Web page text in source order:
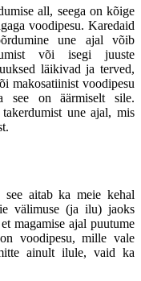
all, seega on kõige
voodipesu. Karedaid
une ajal võib
või isegi juuste
läikivad ja terved,
makosatiinist voodipesu
see on äärmiselt sile.
une ajal, mis
aitab ka meie kehal
välimuse (ja ilu) jaoks
magamise ajal puutume
voodipesu, mille vale
ainult ilule, vaid ka